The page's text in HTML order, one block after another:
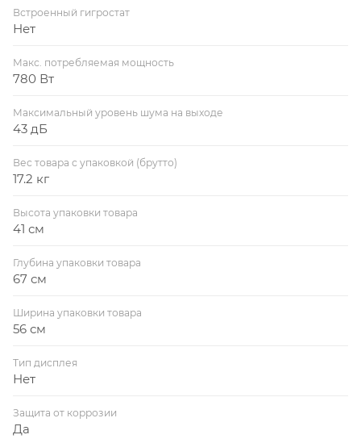
Встроенный гигростат
Нет
Макс. потребляемая мощность
780 Вт
Максимальный уровень шума на выходе
43 дБ
Вес товара с упаковкой (брутто)
17.2 кг
Высота упаковки товара
41 см
Глубина упаковки товара
67 см
Ширина упаковки товара
56 см
Тип дисплея
Нет
Защита от коррозии
Да